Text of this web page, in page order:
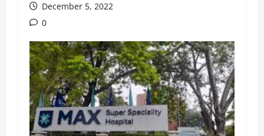
December 5, 2022
0